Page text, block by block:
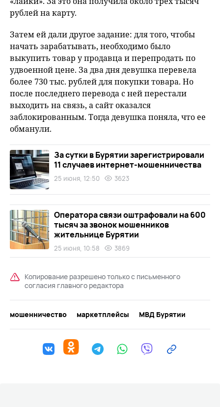
рублей на карту.
Затем ей дали другое задание: для того, чтобы
начать зарабатывать, необходимо было
выкупить товар у продавца и перепродать по
удвоенной цене. За два дня девушка перевела
более 730 тыс. рублей для покупки товара. Но
после последнего перевода с ней перестали
выходить на связь, а сайт оказался
заблокированным. Тогда девушка поняла, что ее
обманули.
За сутки в Бурятии зарегистрировали
11 случаев интернет-мошенничества
25 июня, 12:50 3623
Оператора связи оштрафовали на 600
тысяч за звонок мошенников
жительнице Бурятии
25 июня, 10:58 3869
Копирование разрешено только с письменного
согласия главного редактора
мошенничество маркетплейсы МВД Бурятии